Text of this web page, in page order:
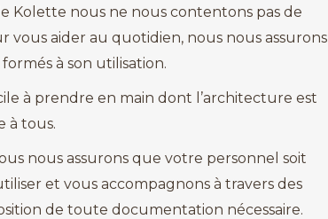
Kolette nous ne nous contentons pas de
vous aider au quotidien, nous nous assurons
à son utilisation.
à prendre en main dont l’architecture est
à tous.
nous assurons que votre personnel soit
et vous accompagnons à travers des
de toute documentation nécessaire.